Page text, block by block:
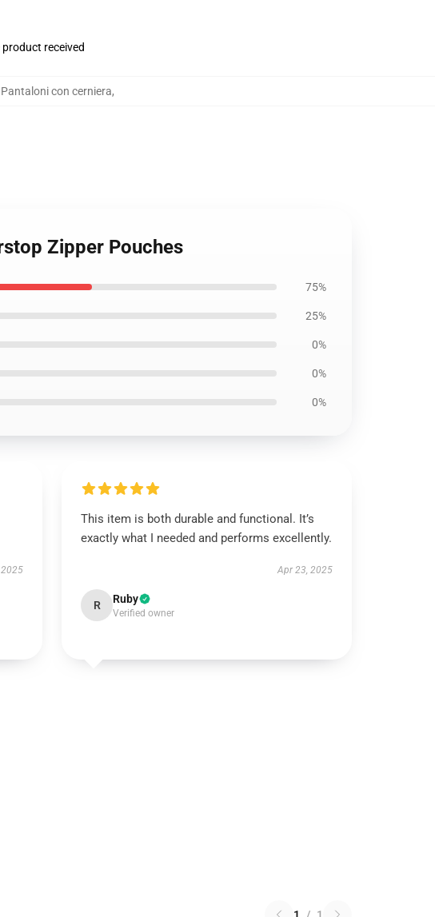
received
con cerniera,
Zipper Pouches
75%
25%
0%
0%
0%
This item is both durable and functional. It’s
exactly what I needed and performs excellently.
Apr 23, 2025
R Ruby
Verified owner